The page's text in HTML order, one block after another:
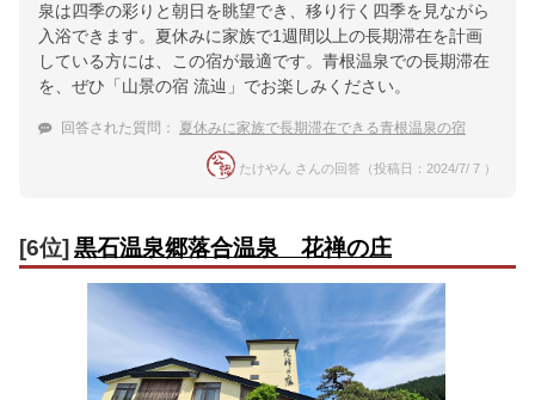
泉は四季の彩りと朝日を眺望でき、移り行く四季を見ながら
入浴できます。夏休みに家族で1週間以上の長期滞在を計画
している方には、この宿が最適です。青根温泉での長期滞在
を、ぜひ「山景の宿 流辿」でお楽しみください。
回答された質問： 夏休みに家族で長期滞在できる青根温泉の宿
たけやん さんの回答（投稿日：2024/7/ 7 ）
[6位] 黒石温泉郷落合温泉 花禅の庄